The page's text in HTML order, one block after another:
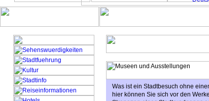
Was ist ein Stadtbesuch ohne
hier können Sie sich vor den